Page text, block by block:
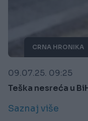
CRNA HRONIKA
09.07.25. 09:25
Teška nesreća u
Saznaj više